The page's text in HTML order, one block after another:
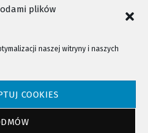
plików
naszej witryny i naszych
COOKIES
© 2023 Wszystkie prawa zastrzeżone!